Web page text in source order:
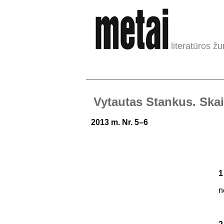
literatūros
Vytautas Stankus.
2013 m. Nr. 5–6
1